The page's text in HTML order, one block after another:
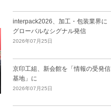
interpack2026、加工・包装業界に
グローバルなシグナル発信
2026年07月25日
京印工組、新会館を「情報の受発信
基地」に
2026年07月25日